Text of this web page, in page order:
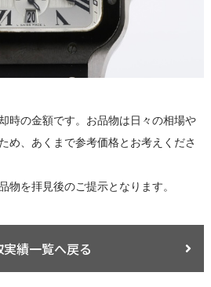
時の金額です。お品物は日々の相場や
め、あくまで参考価格とお考えくださ
を拝見後のご提示となります。
実績一覧へ戻る